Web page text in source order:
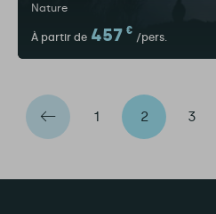
Nature
À partir de 457 €
/pers.
1 2 3